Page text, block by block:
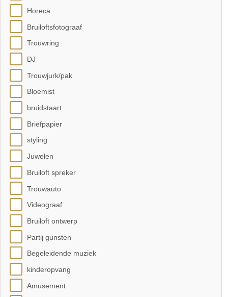
Horeca
Bruiloftsfotograaf
Trouwring
DJ
Trouwjurk/pak
Bloemist
bruidstaart
Briefpapier
styling
Juwelen
Bruiloft spreker
Trouwauto
Videograaf
Bruiloft ontwerp
Partij gunsten
Begeleidende muziek
kinderopvang
Amusement